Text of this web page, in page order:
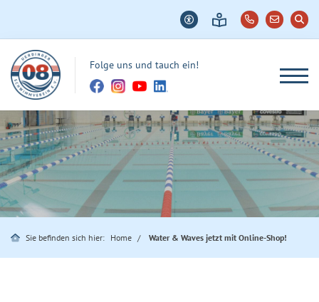
Folge uns und tauch ein!
Sie befinden sich hier: Home Water & Waves jetzt mit Online-Shop!